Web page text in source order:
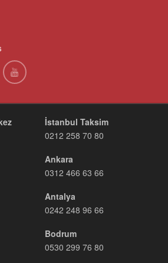
İstanbul Taksim
0212 258 70 80
Ankara
0312 466 63 66
Antalya
0242 248 96 66
Bodrum
0530 299 76 80